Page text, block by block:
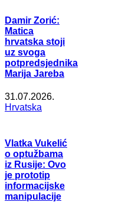
Damir Zorić:
Matica
hrvatska stoji
uz svoga
potpredsjednika
Marija Jareba
31.07.2026.
Hrvatska
Vlatka Vukelić
o optužbama
iz Rusije: Ovo
je prototip
informacijske
manipulacije